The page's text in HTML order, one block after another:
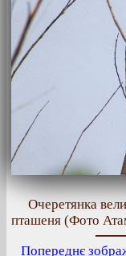
Очеретянка
пташеня (Фото
Попереднє